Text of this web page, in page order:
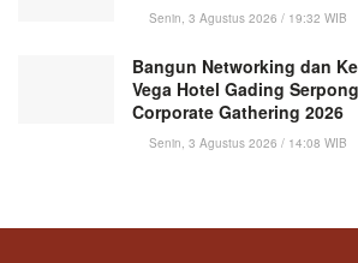
Senin, 3 Agustus 2026 / 19:32 WIB
Bangun Networking dan
Vega Hotel Gading
Corporate Gathering 2026
Senin, 3 Agustus 2026 / 14:08 WIB